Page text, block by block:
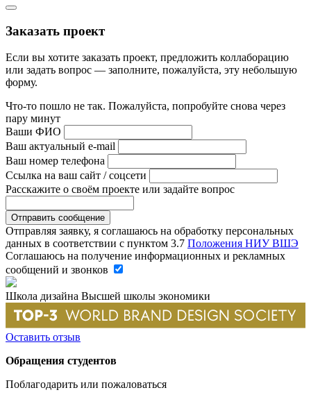
Заказать проект
Если вы хотите заказать проект, предложить коллаборацию
или задать вопрос — заполните, пожалуйста, эту небольшую
форму.
Что-то пошло не так. Пожалуйста, попробуйте снова через
пару минут
Ваши ФИО
Ваш актуальный e-mail
Ваш номер телефона
Ссылка на ваш сайт / соцсети
Расскажите о своём проекте или задайте вопрос
Отправляя заявку, я соглашаюсь на обработку персональных
данных в соответствии с пунктом 3.7 Положения НИУ ВШЭ
Соглашаюсь на получение информационных и рекламных
сообщений и звонков
Школа дизайна Высшей школы экономики
Оставить отзыв
Обращения студентов
Поблагодарить или пожаловаться